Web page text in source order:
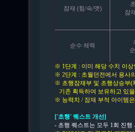
잠재 (힘/숙/맷)
잠
순수 체력
※ 1단계 : 이미 해당 수치 이
※ 2단계 : 초월던전에서 용사
※ 초행잠재부 및 초행상승부(
기존 획득하여 보유하고 있
※ 능력치 / 잠재 부적 아이템
['초행' 퀘스트 개선]
- 초행 퀘스트는 모두 1회 진행